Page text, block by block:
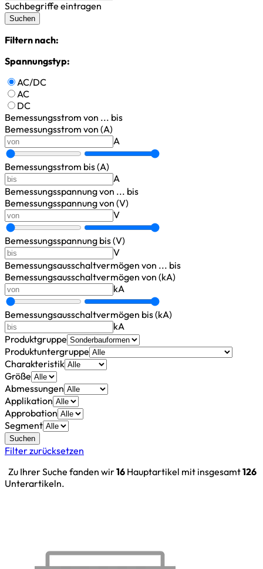
Suchbegriffe eintragen
Suchen
Filtern nach:
Spannungstyp:
AC/DC
AC
DC
Bemessungsstrom von ... bis
Bemessungsstrom von (A)
A
Bemessungsstrom bis (A)
A
Bemessungsspannungvon ... bis
Bemessungsspannung von (V)
V
Bemessungsspannung bis (V)
V
Bemessungsausschaltvermögen von ... bis
Bemessungsausschaltvermögen von (kA)
kA
Bemessungsausschaltvermögen bis (kA)
kA
Produktgruppe
Produktuntergruppe
Charakteristik
Größe
Abmessungen
Applikation
Approbation
Segment
Suchen
Filter zurücksetzen
Zu Ihrer Suche fanden wir16 Hauptartikel mit insgesamt126
Unterartikeln.